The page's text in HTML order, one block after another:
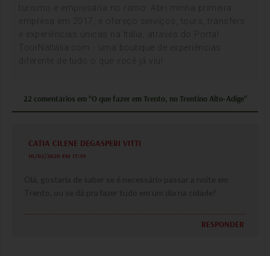
turismo e empresária no ramo. Abri minha primeira
empresa em 2017, e ofereço serviços, tours, transfers
e experiências únicas na Itália, através do Portal
TourNaItália.com - uma boutique de experiências
diferente de tudo o que você já viu!
22 comentários em “O que fazer em Trento, no Trentino Alto-Adige”
CATIA CILENE DEGASPERI VITTI
10/02/2020 EM 17:39
RESPONDER